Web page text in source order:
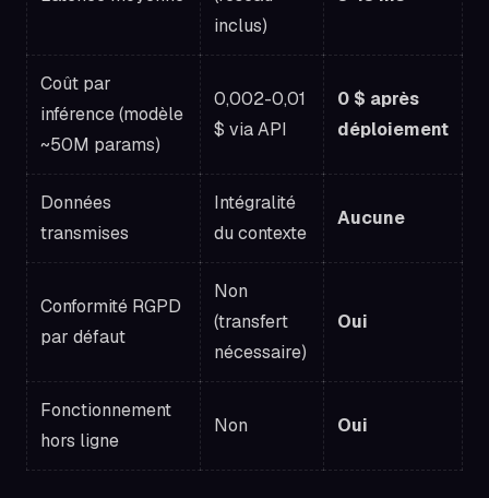
inclus)
Coût par
inférence (modèle
~50M params)
0,002-0,01
$ via API
0 $ après
déploiement
Données
transmises
Intégralité
du contexte
Aucune
Conformité RGPD
par défaut
Non
(transfert
nécessaire)
Oui
Fonctionnement
hors ligne
Non Oui